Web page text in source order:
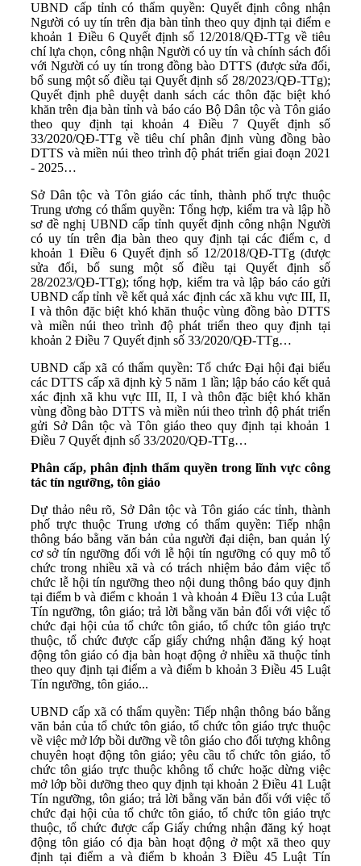
UBND cấp tỉnh có thẩm quyền: Quyết định công nhận
Người có uy tín trên địa bàn tỉnh theo quy định tại điểm e
khoản 1 Điều 6 Quyết định số 12/2018/QĐ-TTg về tiêu
chí lựa chọn, công nhận Người có uy tín và chính sách đối
với Người có uy tín trong đồng bào DTTS (được sửa đổi,
bổ sung một số điều tại Quyết định số 28/2023/QĐ-TTg);
Quyết định phê duyệt danh sách các thôn đặc biệt khó
khăn trên địa bàn tỉnh và báo cáo Bộ Dân tộc và Tôn giáo
theo quy định tại khoản 4 Điều 7 Quyết định số
33/2020/QĐ-TTg về tiêu chí phân định vùng đồng bào
DTTS và miền núi theo trình độ phát triển giai đoạn 2021
- 2025…
Sở Dân tộc và Tôn giáo các tỉnh, thành phố trực thuộc
Trung ương có thẩm quyền: Tổng hợp, kiểm tra và lập hồ
sơ đề nghị UBND cấp tỉnh quyết định công nhận Người
có uy tín trên địa bàn theo quy định tại các điểm c, d
khoản 1 Điều 6 Quyết định số 12/2018/QĐ-TTg (được
sửa đổi, bổ sung một số điều tại Quyết định số
28/2023/QĐ-TTg); tổng hợp, kiểm tra và lập báo cáo gửi
UBND cấp tỉnh về kết quả xác định các xã khu vực III, II,
I và thôn đặc biệt khó khăn thuộc vùng đồng bào DTTS
và miền núi theo trình độ phát triển theo quy định tại
khoản 2 Điều 7 Quyết định số 33/2020/QĐ-TTg…
UBND cấp xã có thẩm quyền: Tổ chức Đại hội đại biểu
các DTTS cấp xã định kỳ 5 năm 1 lần; lập báo cáo kết quả
xác định xã khu vực III, II, I và thôn đặc biệt khó khăn
vùng đồng bào DTTS và miền núi theo trình độ phát triển
gửi Sở Dân tộc và Tôn giáo theo quy định tại khoản 1
Điều 7 Quyết định số 33/2020/QĐ-TTg…
Phân cấp, phân định thẩm quyền trong lĩnh vực công
tác tín ngưỡng, tôn giáo
Dự thảo nêu rõ, Sở Dân tộc và Tôn giáo các tỉnh, thành
phố trực thuộc Trung ương có thẩm quyền: Tiếp nhận
thông báo bằng văn bản của người đại diện, ban quản lý
cơ sở tín ngưỡng đối với lễ hội tín ngưỡng có quy mô tổ
chức trong nhiều xã và có trách nhiệm bảo đảm việc tổ
chức lễ hội tín ngưỡng theo nội dung thông báo quy định
tại điểm b và điểm c khoản 1 và khoản 4 Điều 13 của Luật
Tín ngưỡng, tôn giáo; trả lời bằng văn bản đối với việc tổ
chức đại hội của tổ chức tôn giáo, tổ chức tôn giáo trực
thuộc, tổ chức được cấp giấy chứng nhận đăng ký hoạt
động tôn giáo có địa bàn hoạt động ở nhiều xã thuộc tỉnh
theo quy định tại điểm a và điểm b khoản 3 Điều 45 Luật
Tín ngưỡng, tôn giáo...
UBND cấp xã có thẩm quyền: Tiếp nhận thông báo bằng
văn bản của tổ chức tôn giáo, tổ chức tôn giáo trực thuộc
về việc mở lớp bồi dưỡng về tôn giáo cho đối tượng không
chuyên hoạt động tôn giáo; yêu cầu tổ chức tôn giáo, tổ
chức tôn giáo trực thuộc không tổ chức hoặc dừng việc
mở lớp bồi dưỡng theo quy định tại khoản 2 Điều 41 Luật
Tín ngưỡng, tôn giáo; trả lời bằng văn bản đối với việc tổ
chức đại hội của tổ chức tôn giáo, tổ chức tôn giáo trực
thuộc, tổ chức được cấp Giấy chứng nhận đăng ký hoạt
động tôn giáo có địa bàn hoạt động ở một xã theo quy
định tại điểm a và điểm b khoản 3 Điều 45 Luật Tín